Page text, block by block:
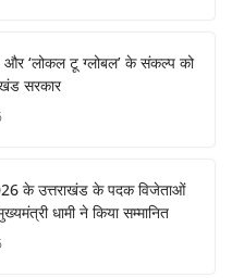
dI
n
और ‘लोकल टू ग्लोबल’ के संकल्प को
सरकार
के उत्तराखंड के पदक विजेताओं
धामी ने किया सम्मानित